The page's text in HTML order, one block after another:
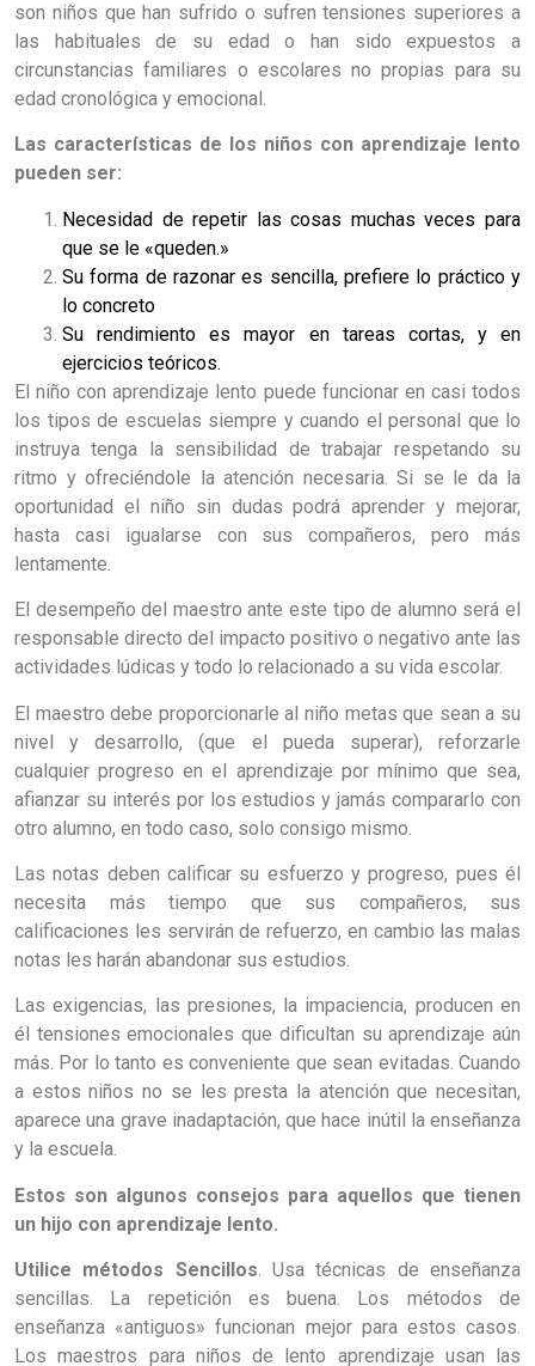
son niños que han sufrido o sufren tensiones superiores a
las habituales de su edad o han sido expuestos a
circunstancias familiares o escolares no propias para su
edad cronológica y emocional.
Las características de los niños con aprendizaje lento
pueden ser:
Necesidad de repetir las cosas muchas veces para
que se le «queden.»
Su forma de razonar es sencilla, prefiere lo práctico y
lo concreto
Su rendimiento es mayor en tareas cortas, y en
ejercicios teóricos.
El niño con aprendizaje lento puede funcionar en casi todos
los tipos de escuelas siempre y cuando el personal que lo
instruya tenga la sensibilidad de trabajar respetando su
ritmo y ofreciéndole la atención necesaria. Si se le da la
oportunidad el niño sin dudas podrá aprender y mejorar,
hasta casi igualarse con sus compañeros, pero más
lentamente.
El desempeño del maestro ante este tipo de alumno será el
responsable directo del impacto positivo o negativo ante las
actividades lúdicas y todo lo relacionado a su vida escolar.
El maestro debe proporcionarle al niño metas que sean a su
nivel y desarrollo, (que el pueda superar), reforzarle
cualquier progreso en el aprendizaje por mínimo que sea,
afianzar su interés por los estudios y jamás compararlo con
otro alumno, en todo caso, solo consigo mismo.
Las notas deben calificar su esfuerzo y progreso, pues él
necesita más tiempo que sus compañeros, sus
calificaciones les servirán de refuerzo, en cambio las malas
notas les harán abandonar sus estudios.
Las exigencias, las presiones, la impaciencia, producen en
él tensiones emocionales que dificultan su aprendizaje aún
más. Por lo tanto es conveniente que sean evitadas. Cuando
a estos niños no se les presta la atención que necesitan,
aparece una grave inadaptación, que hace inútil la enseñanza
y la escuela.
Estos son algunos consejos para aquellos que tienen
un hijo con aprendizaje lento.
Utilice métodos Sencillos. Usa técnicas de enseñanza
sencillas. La repetición es buena. Los métodos de
enseñanza «antiguos» funcionan mejor para estos casos.
Los maestros para niños de lento aprendizaje usan las